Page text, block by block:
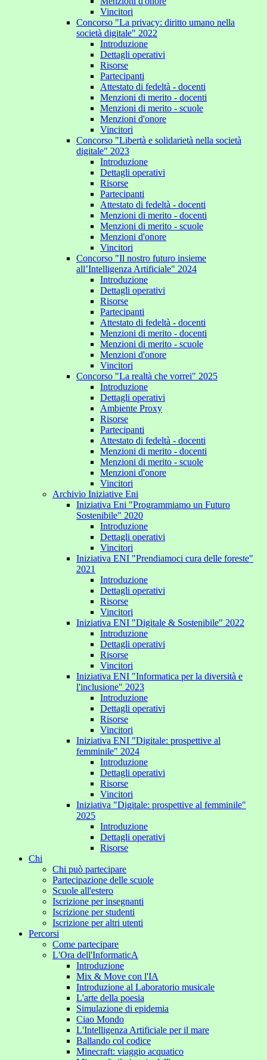
Vincitori
Concorso "La privacy: diritto umano nella
società digitale" 2022
Introduzione
Dettagli operativi
Risorse
Partecipanti
Attestato di fedeltà - docenti
Menzioni di merito - docenti
Menzioni di merito - scuole
Menzioni d'onore
Vincitori
Concorso "Libertà e solidarietà nella società
digitale" 2023
Introduzione
Dettagli operativi
Risorse
Partecipanti
Attestato di fedeltà - docenti
Menzioni di merito - docenti
Menzioni di merito - scuole
Menzioni d'onore
Vincitori
Concorso "Il nostro futuro insieme
all’Intelligenza Artificiale" 2024
Introduzione
Dettagli operativi
Risorse
Partecipanti
Attestato di fedeltà - docenti
Menzioni di merito - docenti
Menzioni di merito - scuole
Menzioni d'onore
Vincitori
Concorso "La realtà che vorrei" 2025
Introduzione
Dettagli operativi
Ambiente Proxy
Risorse
Partecipanti
Attestato di fedeltà - docenti
Menzioni di merito - docenti
Menzioni di merito - scuole
Menzioni d'onore
Vincitori
Archivio Iniziative Eni
Iniziativa Eni "Programmiamo un Futuro
Sostenibile" 2020
Introduzione
Dettagli operativi
Vincitori
Iniziativa ENI "Prendiamoci cura delle foreste"
2021
Introduzione
Dettagli operativi
Risorse
Vincitori
Iniziativa ENI "Digitale & Sostenibile" 2022
Introduzione
Dettagli operativi
Risorse
Vincitori
Iniziativa ENI "Informatica per la diversità e
l'inclusione" 2023
Introduzione
Dettagli operativi
Risorse
Vincitori
Iniziativa ENI "Digitale: prospettive al
femminile" 2024
Introduzione
Dettagli operativi
Risorse
Vincitori
Iniziativa "Digitale: prospettive al femminile"
2025
Introduzione
Dettagli operativi
Risorse
Chi
Chi può partecipare
Partecipazione delle scuole
Scuole all'estero
Iscrizione per insegnanti
Iscrizione per studenti
Iscrizione per altri utenti
Percorsi
Come partecipare
L'Ora dell'InformaticA
Introduzione
Mix & Move con l'IA
Introduzione al Laboratorio musicale
L'arte della poesia
Simulazione di epidemia
Ciao Mondo
L'Intelligenza Artificiale per il mare
Ballando col codice
Minecraft: viaggio acquatico